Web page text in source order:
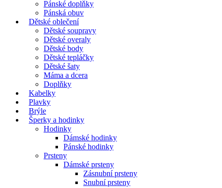
Pánské doplňky
Pánská obuv
Dětské oblečení
Dětské soupravy
Dětské overaly
Dětské body
Dětské tepláčky
Dětské šaty
Máma a dcera
Doplňky
Kabelky
Plavky
Brýle
Šperky a hodinky
Hodinky
Dámské hodinky
Pánské hodinky
Prsteny
Dámské prsteny
Zásnubní prsteny
Snubní prsteny